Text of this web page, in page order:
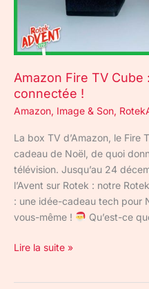
Amazon Fire TV
connectée !
Amazon, Image & Son,
La box TV d’Amazon, le
cadeau de Noël, de quoi
télévision. Jusqu’au 24
l’Avent sur Rotek : notre
: une idée-cadeau tech pour
vous-même !
Qu’est-ce
connectée
Lire la suite »